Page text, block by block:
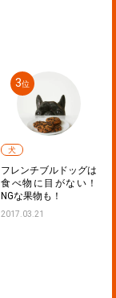
犬
フレンチブルドッグは
食べ物に目がない！
NGな果物も！
2017.03.21